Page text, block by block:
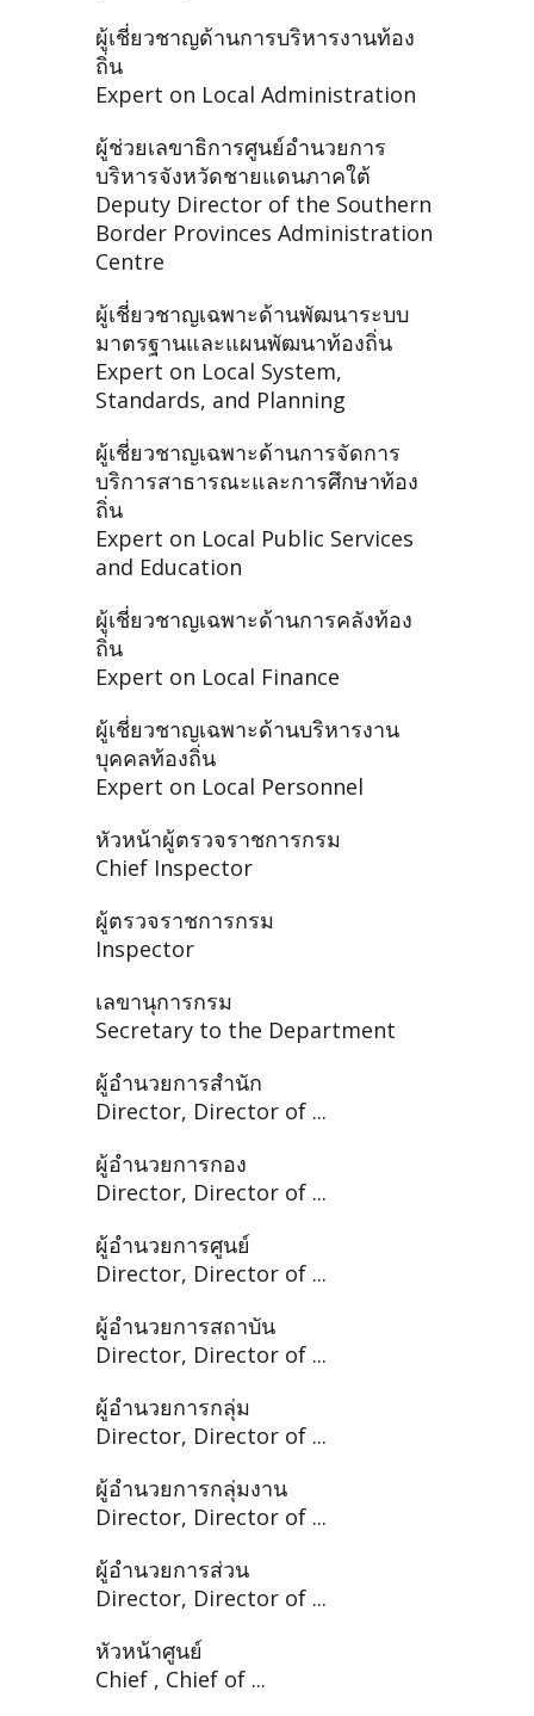
ผู้เชี่ยวชาญด้านการบริหารงานท้อง
ถิ่น
Expert on Local Administration
ผู้ช่วยเลขาธิการศูนย์อำนวยการ
บริหารจังหวัดชายแดนภาคใต้
Deputy Director of the Southern
Border Provinces Administration
Centre
ผู้เชี่ยวชาญเฉพาะด้านพัฒนาระบบ
มาตรฐานและแผนพัฒนาท้องถิ่น
Expert on Local System,
Standards, and Planning
ผู้เชี่ยวชาญเฉพาะด้านการจัดการ
บริการสาธารณะและการศึกษาท้อง
ถิ่น
Expert on Local Public Services
and Education
ผู้เชี่ยวชาญเฉพาะด้านการคลังท้อง
ถิ่น
Expert on Local Finance
ผู้เชี่ยวชาญเฉพาะด้านบริหารงาน
บุคคลท้องถิ่น
Expert on Local Personnel
หัวหน้าผู้ตรวจราชการกรม
Chief Inspector
ผู้ตรวจราชการกรม
Inspector
เลขานุการกรม
Secretary to the Department
ผู้อำนวยการสำนัก
Director, Director of ...
ผู้อำนวยการกอง
Director, Director of ...
ผู้อำนวยการศูนย์
Director, Director of ...
ผู้อำนวยการสถาบัน
Director, Director of ...
ผู้อำนวยการกลุ่ม
Director, Director of ...
ผู้อำนวยการกลุ่มงาน
Director, Director of ...
ผู้อำนวยการส่วน
Director, Director of ...
หัวหน้าศูนย์
Chief , Chief of ...